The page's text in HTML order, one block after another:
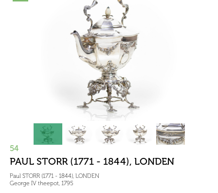
54
PAUL STORR (1771 - 1844), LONDEN
Paul STORR (1771 - 1844), LONDEN
George IV theepot, 1795